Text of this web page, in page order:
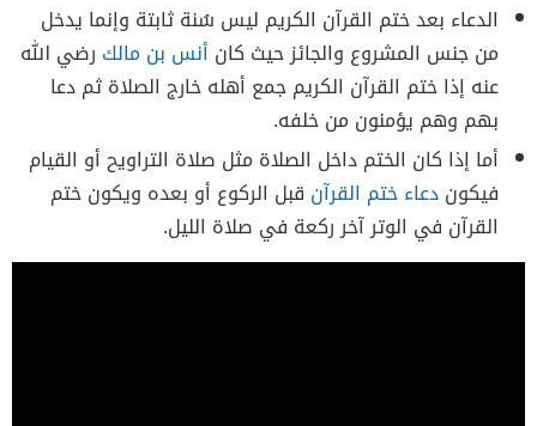
الدعاء بعد ختم القرآن الكريم ليس سُنة ثابتة وإنما يدخل
من جنس المشروع والجائز حيث كان أنس بن مالك رضي الله
عنه إذا ختم القرآن الكريم جمع أهله خارج الصلاة ثم دعا
بهم وهم يؤمنون من خلفه.
أما إذا كان الختم داخل الصلاة مثل صلاة التراويح أو القيام
فيكوندعاء ختم القرآن قبل الركوع أو بعده ويكون ختم
القرآن في الوتر آخر ركعة في صلاة الليل.